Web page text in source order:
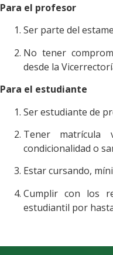
Para el profesor
Ser parte del
No tener
desde la
Para el estudiante
Ser estudiante de
Tener matrícula
condicionalidad o
Estar cursando,
Cumplir con los
estudiantil por